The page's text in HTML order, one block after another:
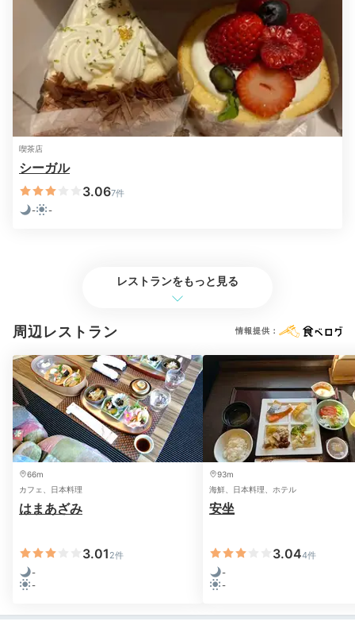
トリートメントスパ「こもえ」
夕食後は大浴場やお部屋で温泉を楽しんだり、館内で過
ごしたりとのんびり。敷地内にはトリートメントスパ
「こもえ」も。こだわりのトリートメントやカップルで
できますよ。
chiaki_favs
あり、アトラクションのようでとても楽しかったです。化粧水など
2日目
Check-out
チェックアウトの時間まで
気ままに寛いで
喫茶店
シーガル
3.067件
-
-
レストランをもっと見る
周辺レストラン 情報提供：
66m
カフェ、日本料理
はまあざみ
3.01 2件
-
-
93m
海鮮、日本料理、ホテル
安坐
3.044件
-
-